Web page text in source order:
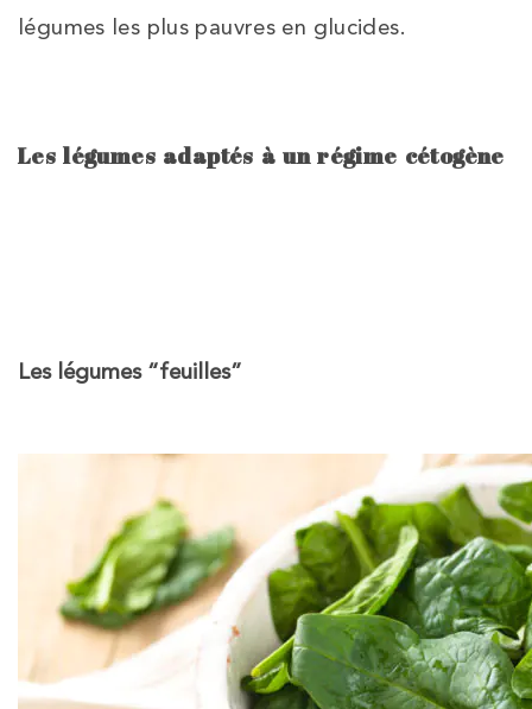
légumes les plus pauvres en glucides.
Les légumes adaptés à un régime cétogène
Les légumes “feuilles”